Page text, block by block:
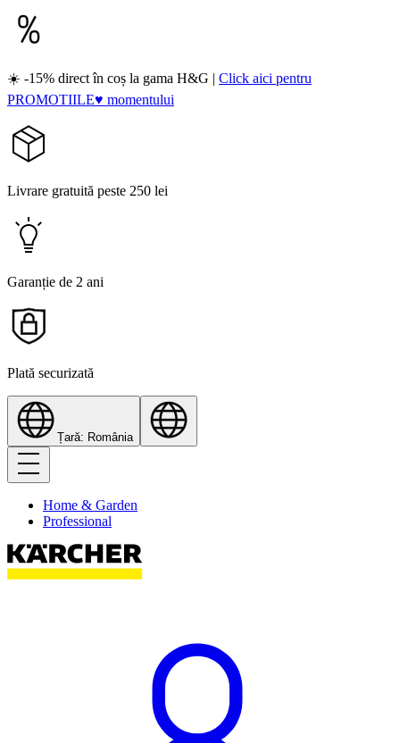
☀️ -15% direct în coș la gama H&G | Click aici pentru
PROMOTIILE♥ momentului
Livrare gratuită peste 250 lei
Garanție de 2 ani
Plată securizată
Țară: România
Home & Garden
Professional